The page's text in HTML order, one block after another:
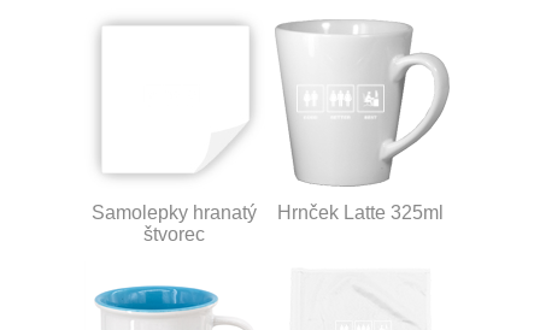
Samolepky hranatý
štvorec
Hrnček Latte 325ml